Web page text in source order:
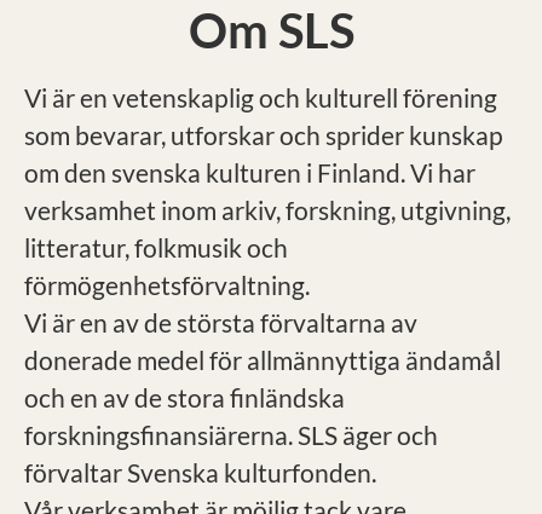
Om SLS
Vi är en vetenskaplig och kulturell förening
som bevarar, utforskar och sprider kunskap
om den svenska kulturen i Finland. Vi har
verksamhet inom arkiv, forskning, utgivning,
litteratur, folkmusik och
förmögenhetsförvaltning.
Vi är en av de största förvaltarna av
donerade medel för allmännyttiga ändamål
och en av de stora finländska
forskningsfinansiärerna. SLS äger och
förvaltar Svenska kulturfonden.